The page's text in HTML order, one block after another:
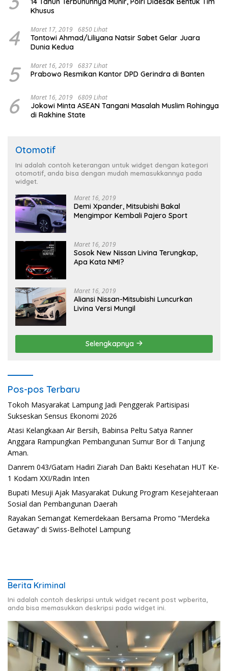
Khusus
4 Maret 17, 2019 6850 Lihat
Tontowi Ahmad/Liliyana Natsir Sabet Gelar Juara
Dunia Kedua
5 Maret 16, 2019 6837 Lihat
Prabowo Resmikan Kantor DPD Gerindra di Banten
6 Maret 16, 2019 6809 Lihat
Jokowi Minta ASEAN Tangani Masalah Muslim Rohingya
di Rakhine State
Otomotif
Ini adalah contoh keterangan untuk widget dengan kategori
otomotif, anda bisa dengan mudah memasukkannya pada
widget.
Maret 16, 2019
Demi Xpander, Mitsubishi Bakal
Mengimpor Kembali Pajero Sport
Maret 16, 2019
Sosok New Nissan Livina Terungkap,
Apa Kata NMI?
Maret 16, 2019
Aliansi Nissan-Mitsubishi Luncurkan
Livina Versi Mungil
Selengkapnya
Pos-pos Terbaru
Tokoh Masyarakat Lampung Jadi Penggerak Partisipasi
Sukseskan Sensus Ekonomi 2026
Atasi Kelangkaan Air Bersih, Babinsa Peltu Satya Ranner
Anggara Rampungkan Pembangunan Sumur Bor di Tanjung
Aman.
Danrem 043/Gatam Hadiri Ziarah Dan Bakti Kesehatan HUT Ke-
1 Kodam XXI/Radin Inten
Bupati Mesuji Ajak Masyarakat Dukung Program Kesejahteraan
Sosial dan Pembangunan Daerah
Rayakan Semangat Kemerdekaan Bersama Promo “Merdeka
Getaway” di Swiss-Belhotel Lampung
Berita Kriminal
Ini adalah contoh deskripsi untuk widget recent post wpberita,
anda bisa memasukkan deskripsi pada widget ini.